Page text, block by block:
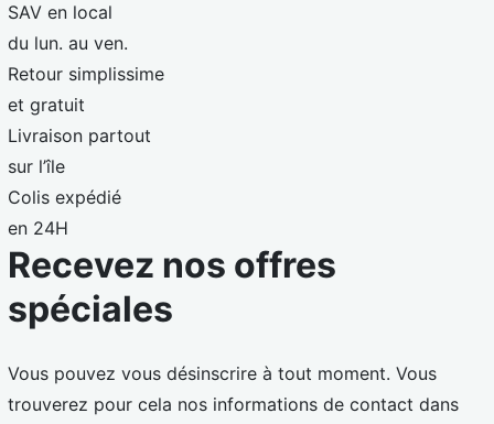
SAV en local
du lun. au ven.
Retour simplissime
et gratuit
Livraison partout
sur l’île
Colis expédié
en 24H
Recevez nos offres
spéciales
Vous pouvez vous désinscrire à tout moment. Vous
trouverez pour cela nos informations de contact dans